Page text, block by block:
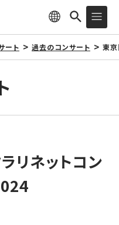
ート 過去のコンサート 東
リネットコン